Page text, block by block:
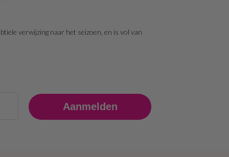
verwijzing naar het seizoen, en is vol van
Aanmelden